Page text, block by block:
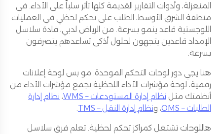
المنعزلة، وأدوات التقارير القديمة كلها تأثر سلباً على الأداء. في
منطقة الشرق الأوسط، الطلب على تحكم لحظي في العمليات
اللوجستية قاعد ينمو بسرعة. من الرياض لدبي، قادة سلاسل
الإمداد قاعدين يتجهون لحلول أذكى تساعدهم يتصرفون
بسرعة.
هنا يجي دور لوحات التحكم الموحدة. مو بس لوحة إعلانات
رقمية، لوحة مؤشرات الأداء اللحظية تجمع مؤشرات الأداء من
أنظمتك مثل نظام إدارة المستودعات – WMS ، نظام إدارة
الطلبات – OMS
، ونظام إدارة النقل – TMS
هاللوحات تشتغل كمراكز تحكم لحظية. تعلم فرق سلاسل